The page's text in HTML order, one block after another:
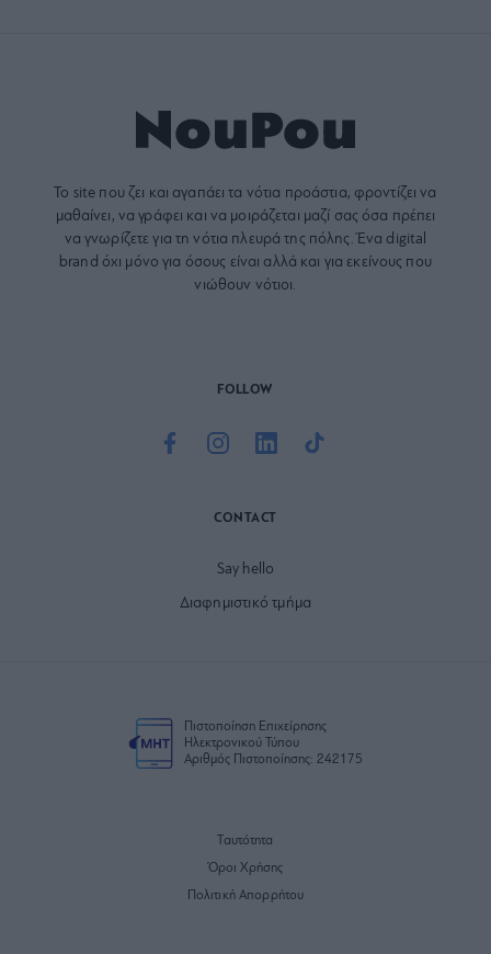
Το site που ζει και αγαπάει τα νότια προάστια, φροντίζει να
μαθαίνει, να γράφει και να μοιράζεται μαζί σας όσα πρέπει
να γνωρίζετε για τη νότια πλευρά της πόλης. Ένα digital
brand όχι μόνο για όσους είναι αλλά και για εκείνους που
νιώθουν νότιοι.
FOLLOW
CONTACT
Say hello
Διαφημιστικό τμήμα
Πιστοποίηση Επιχείρησης
Ηλεκτρονικού Τύπου
Αριθμός Πιστοποίησης: 242175
Ταυτότητα
Όροι Χρήσης
Πολιτική Απορρήτου